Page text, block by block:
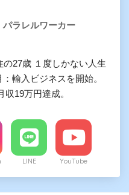
ラレルワーカー
27歳 １度しかない人生
輸入ビジネスを開始。
19万円達成。
LINE YouTube